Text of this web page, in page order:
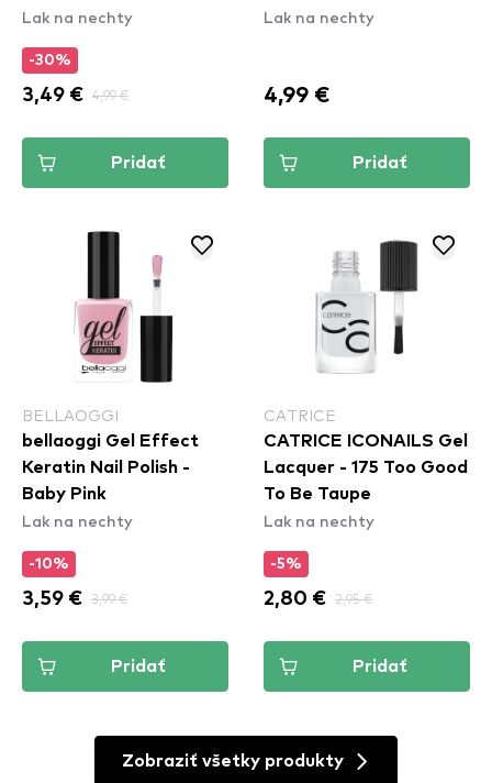
Lak na nechty
-30%
3,49 € 4,99 €
Pridať
Lak na nechty
4,99 €
Pridať
BELLAOGGI
bellaoggi Gel Effect
Keratin Nail Polish -
Baby Pink
Lak na nechty
-10%
3,59 € 3,99 €
Pridať
CATRICE
CATRICE ICONAILS Gel
Lacquer - 175 Too Good
To Be Taupe
Lak na nechty
-5%
2,80 € 2,95 €
Pridať
Zobraziť všetky produkty